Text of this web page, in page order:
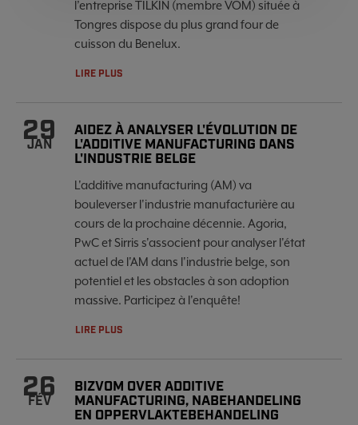
l’entreprise TILKIN (membre VOM) située à
Tongres dispose du plus grand four de
cuisson du Benelux.
LIRE PLUS
29
JAN
AIDEZ À ANALYSER L'ÉVOLUTION DE
L'ADDITIVE MANUFACTURING DANS
L'INDUSTRIE BELGE
L'additive manufacturing (AM) va
bouleverser l'industrie manufacturière au
cours de la prochaine décennie. Agoria,
PwC et Sirris s'associent pour analyser l'état
actuel de l'AM dans l'industrie belge, son
potentiel et les obstacles à son adoption
massive. Participez à l'enquête!
LIRE PLUS
26
FÉV
BIZVOM OVER ADDITIVE
MANUFACTURING, NABEHANDELING
EN OPPERVLAKTEBEHANDELING